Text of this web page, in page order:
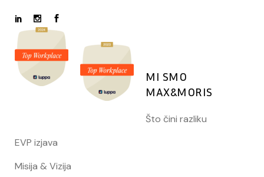
MI SMO
MAX&MORIS
Što čini razliku
EVP izjava
Misija & Vizija